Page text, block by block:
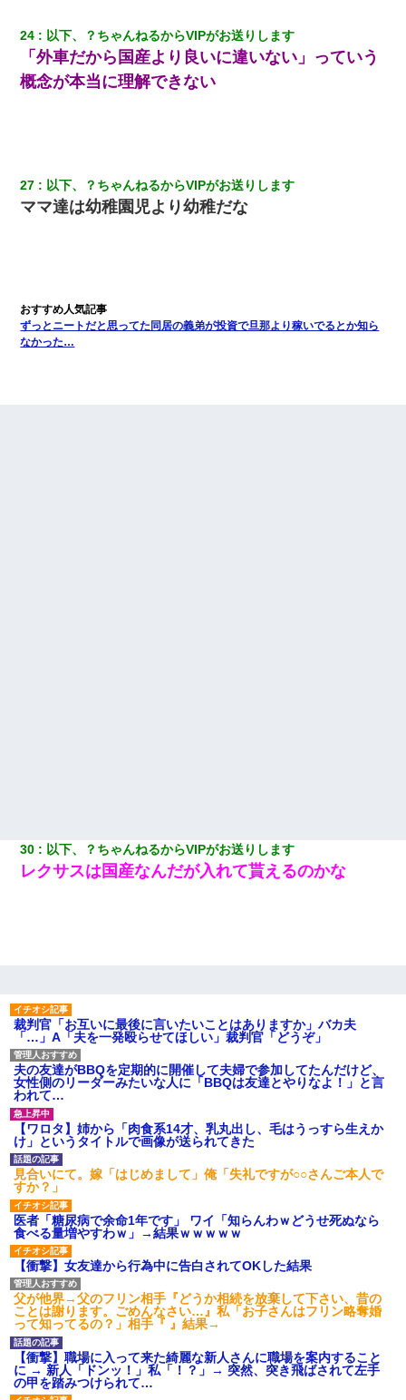
24 以下、？ちゃんねるからVIPがお送りします
「外車だから国産より良いに違いない」っていう
概念が本当に理解できない
27 以下、？ちゃんねるからVIPがお送りします
ママ達は幼稚園児より幼稚だな
ずっとニートだと思ってた同居の義弟が投資で旦那より稼いでるとか知ら
なかった…
30 以下、？ちゃんねるからVIPがお送りします
レクサスは国産なんだが入れて貰えるのかな
裁判官「お互いに最後に言いたいことはありますか」バカ夫
「…」A「夫を一発殴らせてほしい」裁判官「どうぞ」
夫の友達がBBQを定期的に開催して夫婦で参加してたんだけど、
女性側のリーダーみたいな人に「BBQは友達とやりなよ！」と言
われて…
【ワロタ】姉から「肉食系14才、乳丸出し、毛はうっすら生えか
け」というタイトルで画像が送られてきた
見合いにて。嫁「はじめまして」俺「失礼ですが○○さんご本人で
すか？」
医者「糖尿病で余命1年です」 ワイ「知らんわｗどうせ死ぬなら
食べる量増やすわｗ」→結果ｗｗｗｗｗ
【衝撃】女友達から行為中に告白されてOKした結果
父が他界→父のフリン相手『どうか相続を放棄して下さい、昔の
ことは謝ります。ごめんなさい…』私「お子さんはフリン略奪婚
って知ってるの？」相手『 』結果→
【衝撃】職場に入って来た綺麗な新人さんに職場を案内すること
に → 新人「ドンッ！」私「！？」→ 突然、突き飛ばされて左手
の甲を踏みつけられて…